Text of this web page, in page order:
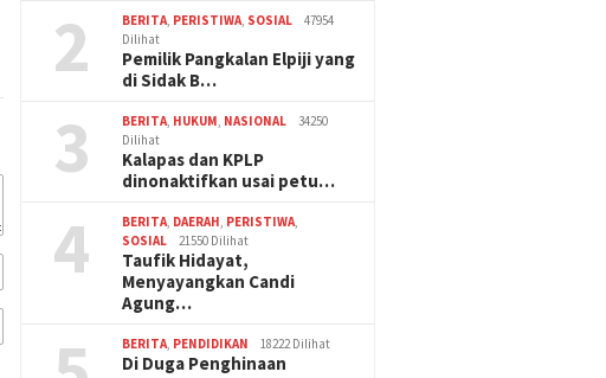
2 BERITA, PERISTIWA, SOSIAL
47954
Dilihat
Pemilik Pangkalan Elpiji yang
di Sidak B…
3 BERITA, HUKUM, NASIONAL
34250
Dilihat
Kalapas dan KPLP
dinonaktifkan usai petu…
4 BERITA, DAERAH, PERISTIWA,
SOSIAL
21550 Dilihat
Taufik Hidayat,
Menyayangkan Candi
Agung…
BERITA, PENDIDIKAN 18222 Dilihat
Di Duga Penghinaan